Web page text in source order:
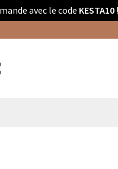
avec le code KESTA10!